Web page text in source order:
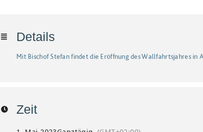
Details
Mit Bischof Stefan findet die Eröffnung des Wallfahrtsjahres in
Zeit